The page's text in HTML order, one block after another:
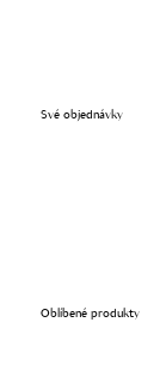
Své objednávky
Oblíbené produkty